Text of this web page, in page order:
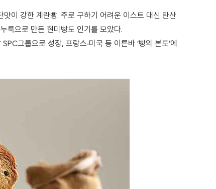
이 강한 계란빵. 주로 구하기 어려운 이스트 대신 탄산
룩으로 만든 현미빵도 인기를 모았다.
그룹으로 성장, 프랑스‧미국 등 이른바 ‘빵의 본토’에